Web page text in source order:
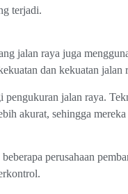
terjadi.
jalan raya juga
dan kekuatan jalan
pengukuran jalan raya.
akurat, sehingga
perusahaan